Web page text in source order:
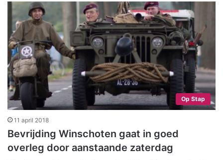
Op Stap
11 april 2018
Bevrijding Winschoten gaat in goed
overleg door aanstaande zaterdag